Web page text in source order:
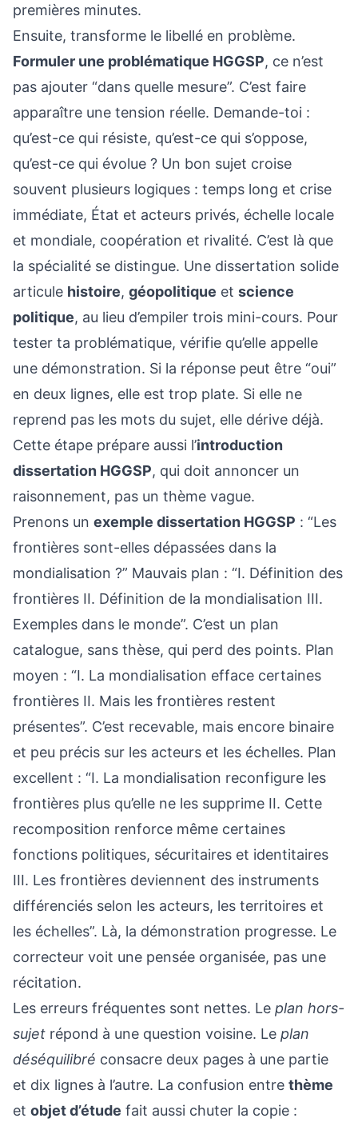
premières minutes.
Ensuite, transforme le libellé en problème.
Formuler une problématique HGGSP, ce n’est
pas ajouter “dans quelle mesure”. C’est faire
apparaître une tension réelle. Demande-toi :
qu’est-ce qui résiste, qu’est-ce qui s’oppose,
qu’est-ce qui évolue ? Un bon sujet croise
souvent plusieurs logiques : temps long et crise
immédiate, État et acteurs privés, échelle locale
et mondiale, coopération et rivalité. C’est là que
la spécialité se distingue. Une dissertation solide
articule histoire, géopolitique et science
politique, au lieu d’empiler trois mini-cours. Pour
tester ta problématique, vérifie qu’elle appelle
une démonstration. Si la réponse peut être “oui”
en deux lignes, elle est trop plate. Si elle ne
reprend pas les mots du sujet, elle dérive déjà.
Cette étape prépare aussi l’introduction
dissertation HGGSP, qui doit annoncer un
raisonnement, pas un thème vague.
Prenons un exemple dissertation HGGSP : “Les
frontières sont-elles dépassées dans la
mondialisation ?” Mauvais plan : “I. Définition des
frontières II. Définition de la mondialisation III.
Exemples dans le monde”. C’est un plan
catalogue, sans thèse, qui perd des points. Plan
moyen : “I. La mondialisation efface certaines
frontières II. Mais les frontières restent
présentes”. C’est recevable, mais encore binaire
et peu précis sur les acteurs et les échelles. Plan
excellent : “I. La mondialisation reconfigure les
frontières plus qu’elle ne les supprime II. Cette
recomposition renforce même certaines
fonctions politiques, sécuritaires et identitaires
III. Les frontières deviennent des instruments
différenciés selon les acteurs, les territoires et
les échelles”. Là, la démonstration progresse. Le
correcteur voit une pensée organisée, pas une
récitation.
Les erreurs fréquentes sont nettes. Le plan hors-
sujet répond à une question voisine. Le plan
déséquilibré consacre deux pages à une partie
et dix lignes à l’autre. La confusion entre thème
et objet d’étude fait aussi chuter la copie :